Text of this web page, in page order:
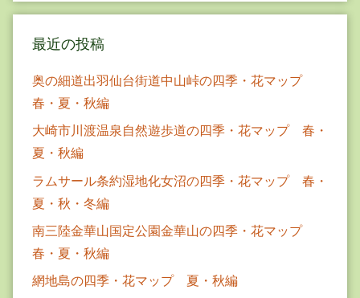
最近の投稿
奥の細道出羽仙台街道中山峠の四季・花マップ
春・夏・秋編
大崎市川渡温泉自然遊歩道の四季・花マップ 春・
夏・秋編
ラムサール条約湿地化女沼の四季・花マップ 春・
夏・秋・冬編
南三陸金華山国定公園金華山の四季・花マップ
春・夏・秋編
網地島の四季・花マップ 夏・秋編